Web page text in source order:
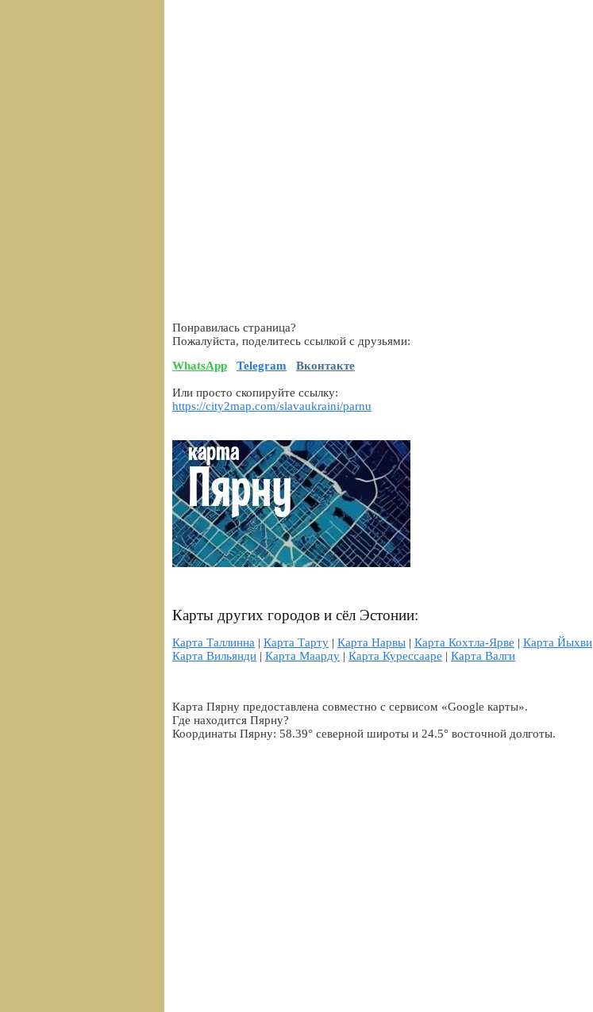
Понравилась страница?
Пожалуйста, поделитесь ссылкой с друзьями:
WhatsApp
Telegram Вконтакте
Или просто скопируйте ссылку:
https://city2map.com/slavaukraini/parnu
Карты других городов и сёл Эстонии:
Карта Таллинна | Карта Тарту | Карта Нарвы | Карта Кохтла-Ярве | Карта Йыхви
Карта Вильянди | Карта Маарду | Карта Курессааре | Карта Валги
Карта Пярну предоставлена совместно с сервисом «Google карты».
Где находится Пярну?
Координаты Пярну: 58.39° северной широты и 24.5° восточной долготы.